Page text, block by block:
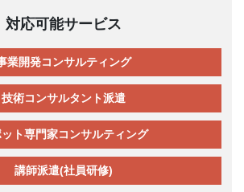
対応可能サービス
業開発コンサルティング
技術コンサルタント派遣
ット専門家コンサルティング
講師派遣(社員研修)